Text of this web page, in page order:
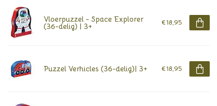
Vloerpuzzel - Space Explorer
(36-delig) | 3+ €18,95
Puzzel Verhicles (36-delig)| 3+ €18,95